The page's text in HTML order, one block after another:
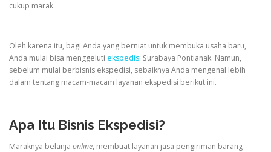
cukup marak.
Oleh karena itu, bagi Anda yang berniat untuk membuka usaha baru,
Anda mulai bisa menggeluti ekspedisi Surabaya Pontianak. Namun,
sebelum mulai berbisnis ekspedisi, sebaiknya Anda mengenal lebih
dalam tentang macam-macam layanan ekspedisi berikut ini.
Apa Itu Bisnis Ekspedisi?
Maraknya belanja online, membuat layanan jasa pengiriman barang